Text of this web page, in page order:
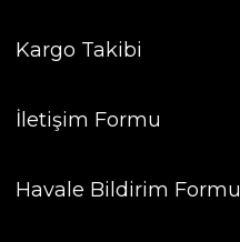
Kargo Takibi
İletişim Formu
Havale Bildirim Formu